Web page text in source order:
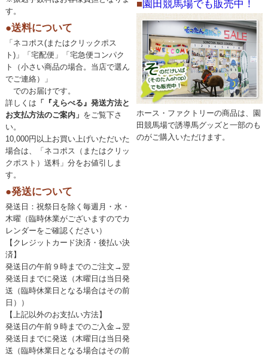
す。
●送料について
「ネコポス(またはクリックポス
ト)」「宅配便」「宅急便コンパク
ト（小さい商品の場合。当店で選ん
でご連絡）」
でのお届けです。
詳しくは 「『えらべる』発送方法と
お支払方法のご案内」 をご覧下さ
い。
10,000円以上お買い上げいただいた
場合は、「ネコポス（またはクリッ
クポスト）送料」分をお値引しま
す。
●発送について
発送日：祝祭日を除く毎週月・水・
木曜（臨時休業がございますのでカ
レンダーをご確認ください）
【クレジットカード決済・後払い決
済】
発送日の午前９時までのご注文→翌
発送日までに発送（木曜日は当日発
送（臨時休業日となる場合はその前
日））
【上記以外のお支払い方法】
発送日の午前９時までのご入金→翌
発送日までに発送（木曜日は当日発
送（臨時休業日となる場合はその前
■園田競馬場でも販売中！
ホース・ファクトリーの商品は、園
田競馬場で誘導馬グッズと一部のも
のがご購入いただけます。